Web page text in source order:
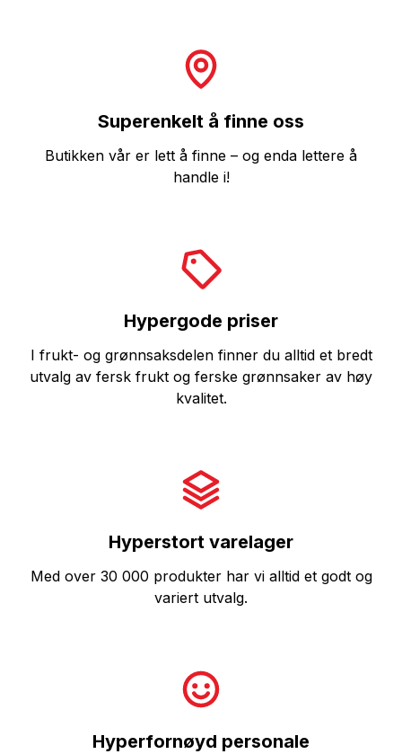
Superenkelt å finne oss
Butikken vår er lett å finne – og enda lettere å
handle i!
Hypergode priser
I frukt- og grønnsaksdelen finner du alltid et bredt
utvalg av fersk frukt og ferske grønnsaker av høy
kvalitet.
Hyperstort varelager
Med over 30 000 produkter har vi alltid et godt og
variert utvalg.
Hyperfornøyd personale